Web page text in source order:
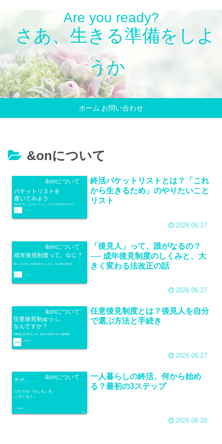
Are you ready?
さあ、生きる準備をしよ
うか
ホーム お問い合わせ
&onについて
&onについて
終活バケットリストとは？「これ
から生きるため」のやりたいこと
リスト
2026.06.27
&onについて
「後見人」って、誰がなるの？
── 成年後見制度のしくみと、大
きく変わる法改正の話
2026.06.27
&onについて
任意後見制度とは？後見人を自分
で選ぶ方法と手続き
2026.06.27
&onについて
一人暮らしの終活、何から始め
る？最初の3ステップ
2026.06.20